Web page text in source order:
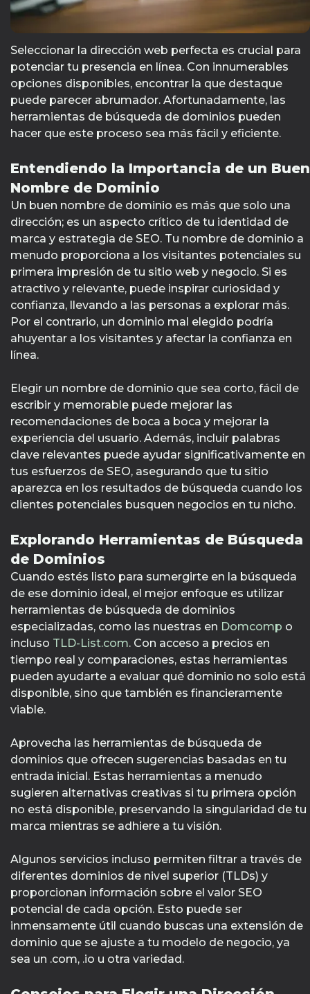
Seleccionar la dirección web perfecta es crucial para
potenciar tu presencia en línea. Con innumerables
opciones disponibles, encontrar la que destaque
puede parecer abrumador. Afortunadamente, las
herramientas de búsqueda de dominios pueden
hacer que este proceso sea más fácil y eficiente.
Entendiendo la Importancia de un Buen
Nombre de Dominio
Un buen nombre de dominio es más que solo una
dirección; es un aspecto crítico de tu identidad de
marca y estrategia de SEO. Tu nombre de dominio a
menudo proporciona a los visitantes potenciales su
primera impresión de tu sitio web y negocio. Si es
atractivo y relevante, puede inspirar curiosidad y
confianza, llevando a las personas a explorar más.
Por el contrario, un dominio mal elegido podría
ahuyentar a los visitantes y afectar la confianza en
línea.
Elegir un nombre de dominio que sea corto, fácil de
escribir y memorable puede mejorar las
recomendaciones de boca a boca y mejorar la
experiencia del usuario. Además, incluir palabras
clave relevantes puede ayudar significativamente en
tus esfuerzos de SEO, asegurando que tu sitio
aparezca en los resultados de búsqueda cuando los
clientes potenciales busquen negocios en tu nicho.
Explorando Herramientas de Búsqueda
de Dominios
Cuando estés listo para sumergirte en la búsqueda
de ese dominio ideal, el mejor enfoque es utilizar
herramientas de búsqueda de dominios
especializadas, como las nuestras en Domcomp o
incluso TLD-List.com. Con acceso a precios en
tiempo real y comparaciones, estas herramientas
pueden ayudarte a evaluar qué dominio no solo está
disponible, sino que también es financieramente
viable.
Aprovecha las herramientas de búsqueda de
dominios que ofrecen sugerencias basadas en tu
entrada inicial. Estas herramientas a menudo
sugieren alternativas creativas si tu primera opción
no está disponible, preservando la singularidad de tu
marca mientras se adhiere a tu visión.
Algunos servicios incluso permiten filtrar a través de
diferentes dominios de nivel superior (TLDs) y
proporcionan información sobre el valor SEO
potencial de cada opción. Esto puede ser
inmensamente útil cuando buscas una extensión de
dominio que se ajuste a tu modelo de negocio, ya
sea un .com, .io u otra variedad.